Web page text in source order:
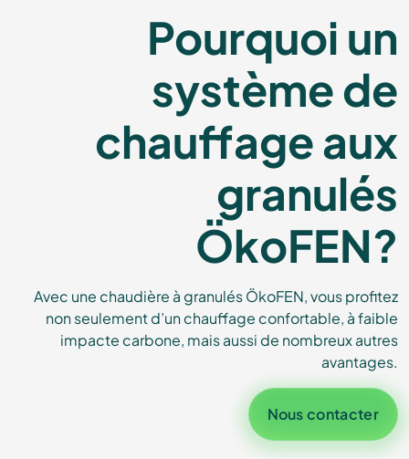
Pourquoi un
système de
chauffage aux
granulés
ÖkoFEN?
Avec une chaudière à granulés ÖkoFEN, vous profitez
non seulement d’un chauffage confortable, à faible
impacte carbone, mais aussi de nombreux autres
avantages.
Nous contacter